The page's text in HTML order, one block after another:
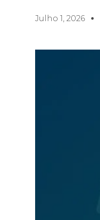
Julho 1, 2026